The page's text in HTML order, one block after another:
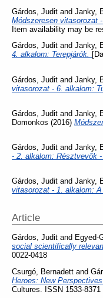
Gárdos, Judit and Janky,
Módszeresen vitasorozat
Item availability may be
Gárdos, Judit and Janky,
4. alkalom: Terepjárók.
Gárdos, Judit and Janky,
vitasorozat - 6. alkalom:
Gárdos, Judit and Janky,
Domonkos (2016)
Gárdos, Judit and Janky,
- 2. alkalom: Résztvevők
Gárdos, Judit and Janky,
vitasorozat - 1. alkalom:
Article
Gárdos, Judit and Egyed-
social scientifically
0022-0418
Csurgó, Bernadett and
Heroes: New
Cultures. ISSN 1533-8371